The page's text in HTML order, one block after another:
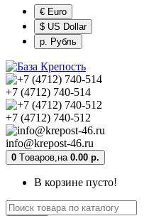
€ Euro
$ US Dollar
р. Рубль
+7 (4712) 740-514
+7 (4712) 740-512
info@krepost-46.ru
0 Tоваров, на 0.00 р.
В корзине пусто!